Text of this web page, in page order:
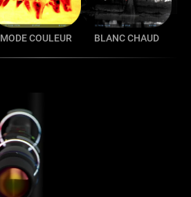
MODE COULEUR BLANC CHAUD